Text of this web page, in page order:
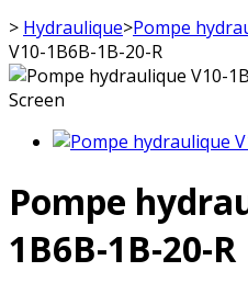
> Hydraulique>Pompe
V10-1B6B-1B-20-R
Screen
Pompe
1B6B-1B-20-R